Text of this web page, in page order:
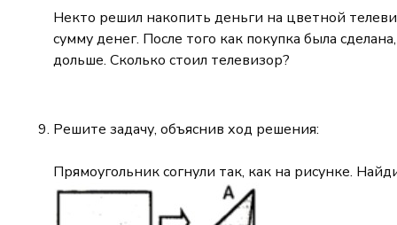
Некто решил накопить деньги на цветной
сумму денег. После того как покупка была
дольше. Сколько стоил телевизор?
Решите задачу, объяснив ход решения:
Прямоугольник согнули так, как на рисунке.